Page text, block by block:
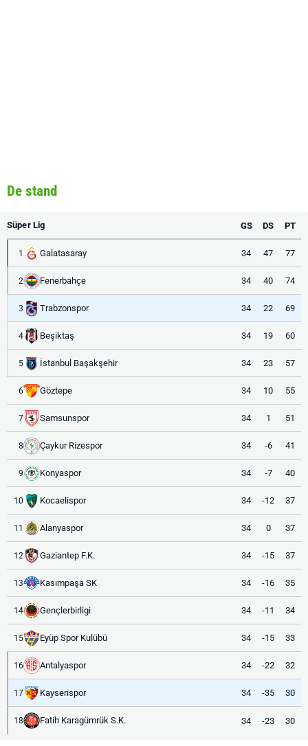
De stand
Süper Lig GS DS PT
1 Galatasaray 34 47 77
2 Fenerbahçe 34 40 74
3 Trabzonspor 34 22 69
4 Beşiktaş 34 19 60
5 İstanbul Başakşehir 34 23 57
6 Göztepe 34 10 55
7 Samsunspor 34 1 51
8 Çaykur Rizespor 34 -6 41
9 Konyaspor 34 -7 40
10 Kocaelispor 34 -12 37
11 Alanyaspor 34 0 37
12 Gaziantep F.K. 34 -15 37
13 Kasımpaşa SK 34 -16 35
14 Gençlerbirligi 34 -11 34
15 Eyüp Spor Kulübü 34 -15 33
16 Antalyaspor 34 -22 32
17 Kayserispor 34 -35 30
18 Fatih Karagümrük S.K. 34 -23 30